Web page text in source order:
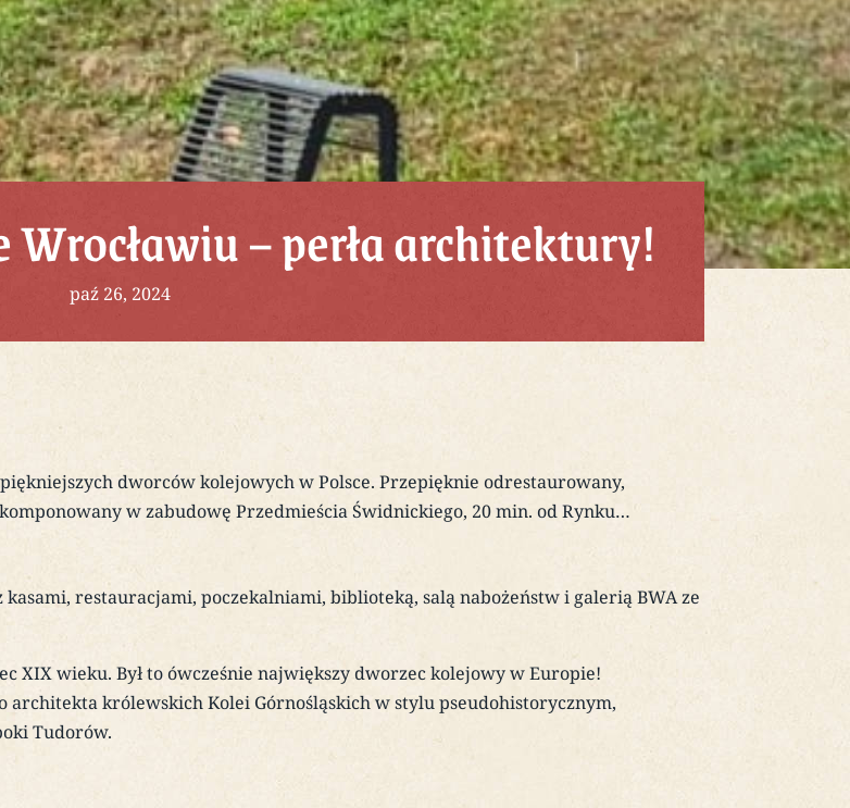
– perła architektury!
paź 26, 2024
dworców kolejowych w Polsce. Przepięknie odrestaurowany,
w zabudowę Przedmieścia Świdnickiego, 20 min. od Rynku…
restauracjami, poczekalniami, biblioteką, salą nabożeństw i galerią BWA ze
XIX wieku. Był to ówcześnie największy dworzec kolejowy w Europie!
królewskich Kolei Górnośląskich w stylu pseudohistorycznym,
Tudorów.